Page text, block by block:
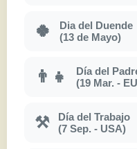
🍀
Dia del Duende
(13 de Mayo)
👨‍👧
Día del
(19 Mar. -
⚒
Día del Trabajo
(7 Sep. - USA)